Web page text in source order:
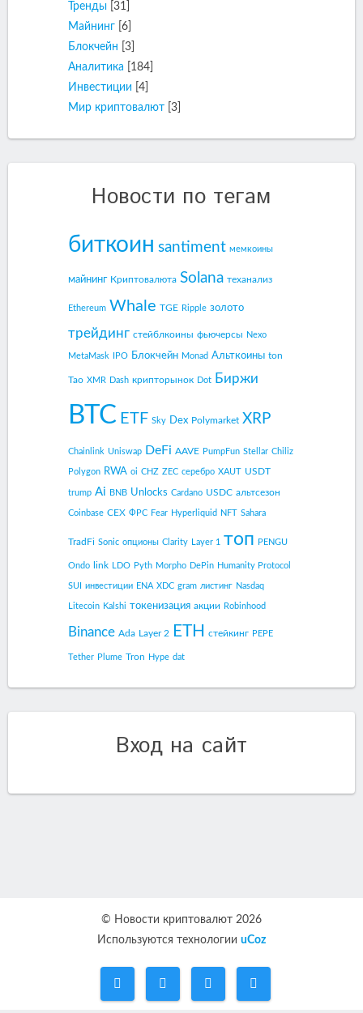
Тренды [31]
Майнинг [6]
Блокчейн
[3]
Аналитика
[184]
Инвестиции
[4]
Мир криптовалют [3]
Новости по тегам
биткоин santiment мемкоины
майнинг Криптовалюта Solana теханализ
Ethereum Whale TGE Ripple золото
трейдинг стейблкоины фьючерсы Nexo
MetaMask IPO Блокчейн Monad Альткоины ton
Tao XMR Dash крипторынок Dot Биржи
BTC ETF Sky Dex Polymarket XRP
Chainlink Uniswap DeFi AAVE PumpFun Stellar Chiliz
Polygon RWA oi CHZ ZEC серебро XAUT USDT
trump Ai BNB Unlocks Cardano USDC альтсезон
Coinbase CEX ФРС Fear Hyperliquid NFT Sahara
TradFi Sonic опционы Clarity Layer 1 топ PENGU
Ondo link LDO Pyth Morpho DePin Humanity Protocol
SUI инвестиции ENA XDC gram листинг Nasdaq
Litecoin Kalshi токенизация акции Robinhood
Binance Ada Layer 2 ETH стейкинг PEPE
Tether Plume Tron Hype dat
Вход на сайт
© Новости криптовалют 2026
Используются технологии uCoz